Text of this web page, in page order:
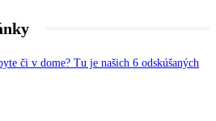
či v dome? Tu je našich 6 odskúšaných